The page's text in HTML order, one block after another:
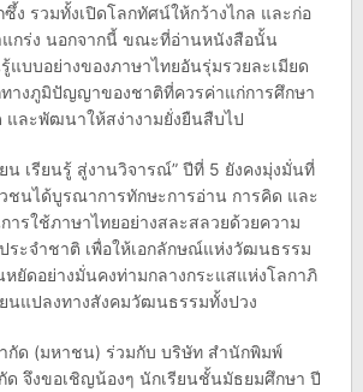
ง รวมทั้งเปิดโลกทัศน์ให้กว้างไกล และก่อ
กร่ง นอกจากนี้ ขณะที่อ่านหนังสือนั้น
แบบอย่างของภาษาไทยอันรุ่มรวยละเมียด
างภูมิปัญญาของชาติที่ควรค่าแก่การศึกษา
และพัฒนาให้สง่างามยั่งยืนสืบไป
น เรียนรู้ สู่งานวิจารณ์” ปีที่ 5 ยังคงมุ่งมั่นที่
ชนได้บูรณาการทักษะการอ่าน การคิด และ
ารใช้ภาษาไทยอย่างสละสลวยด้วยความ
ระจำชาติ เพื่อให้เอกลักษณ์แห่งวัฒนธรรม
หยัดอย่างมั่นคงท่ามกลางกระแสแห่งโลกาภิ
นแปลงทางสังคมวัฒนธรรมทั้งปวง
กัด (มหาชน) ร่วมกับ บริษัท สำนักพิมพ์
จึงขอเชิญน้องๆ นักเรียนชั้นมัธยมศึกษา ปี